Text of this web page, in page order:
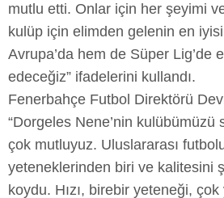
mutlu etti. Onlar için her şeyimi
kulüp için elimden gelenin en
Avrupa’da hem de Süper Lig’de
edeceğiz” ifadelerini kullandı.
Fenerbahçe Futbol Direktörü
“Dorgeles Nene’nin kulübümüzü
çok mutluyuz. Uluslararası
yeteneklerinden biri ve kalitesini
koydu. Hızı, birebir yeteneği,